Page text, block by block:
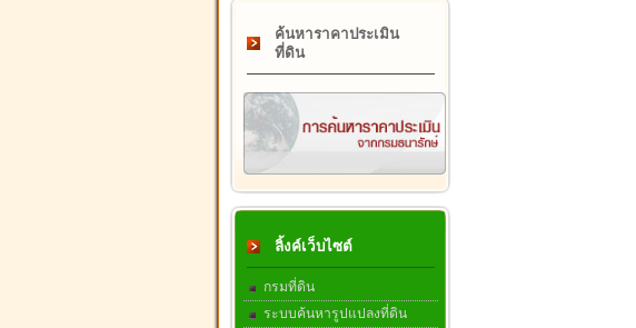
ค้นหาราคาประเมิน
ที่ดิน
ลิ้งค์เว็บไซต์
กรมที่ดิน
ระบบค้นหารูปแปลงที่ดิน